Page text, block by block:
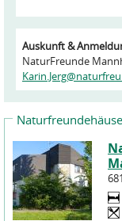
Auskunft &
NaturFreunde